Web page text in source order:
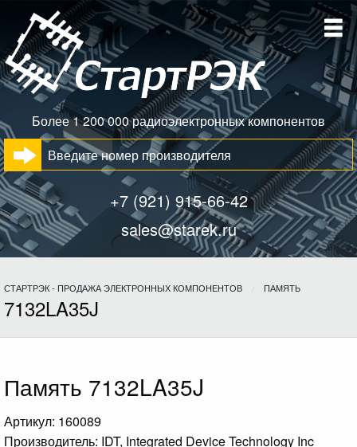
Более 1 200 000 радиоэлектронных компонентов
+7 (921) 915-66-42
sales@starek.ru
СТАРТРЭК - ПРОДАЖА ЭЛЕКТРОННЫХ КОМПОНЕНТОВ ПАМЯТЬ
7132LA35J
Память 7132LA35J
Артикул: 160089
Производитель: IDT, Integrated Device Technology Inc